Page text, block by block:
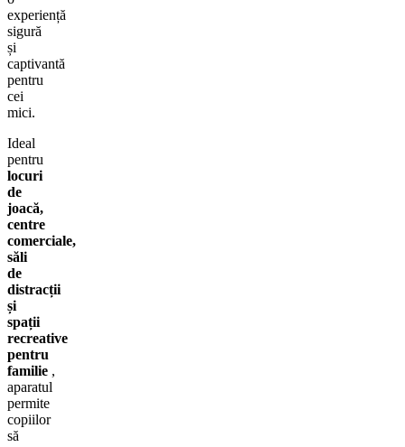
experiență
sigură
și
captivantă
pentru
cei
mici.
Ideal
pentru
locuri
de
joacă,
centre
comerciale,
săli
de
distracții
și
spații
recreative
pentru
familie ,
aparatul
permite
copiilor
să